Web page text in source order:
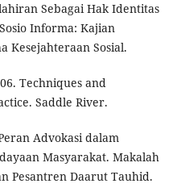
Sebagai Hak Identitas
Informa: Kajian
Kesejahteraan Sosial.
Techniques and
Saddle River.
Advokasi dalam
Masyarakat. Makalah
Pesantren Daarut Tauhid.